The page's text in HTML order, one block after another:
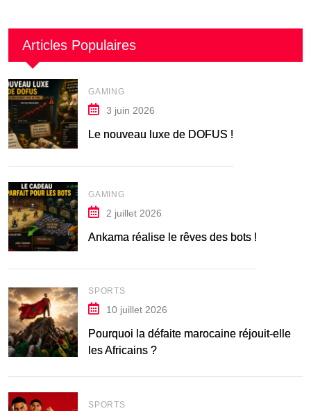
Articles Populaires
GAMING
3 juin 2026
Le nouveau luxe de DOFUS !
GAMING
2 juillet 2026
Ankama réalise le rêves des bots !
SPORTS
10 juillet 2026
Pourquoi la défaite marocaine réjouit-elle
les Africains ?
SPORTS